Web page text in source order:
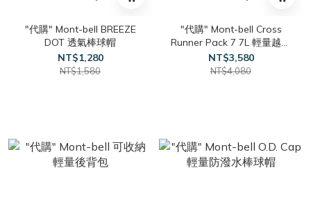
"代購" Mont-bell BREEZE
DOT 透氣棒球帽
NT$1,280
NT$1,580
"代購" Mont-bell Cross
Runner Pack 7 7L 輕量越野
背包
NT$3,580
NT$4,080